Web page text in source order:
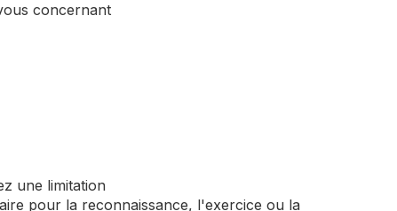
concernant
une limitation
pour la reconnaissance, l'exercice ou la